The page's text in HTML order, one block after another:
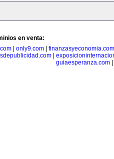
en venta:
| only9.com| finanzasyeconomia.com
|
guiaesperanza.com